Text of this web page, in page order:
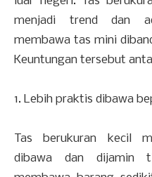
menjadi trend dan
membawa tas mini
Keuntungan tersebut
1. Lebih praktis dibawa
Tas berukuran kecil
dibawa dan dijamin